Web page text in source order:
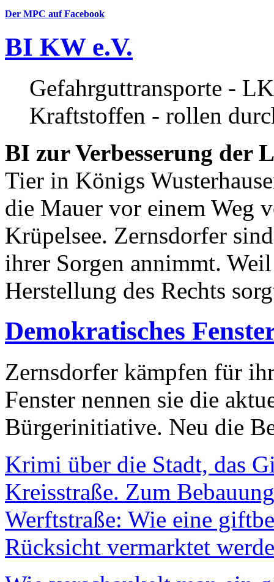
Der MPC auf Facebook
BI KW e.V.
Gefahrguttransporte -
Kraftstoffen - rollen
BI zur Verbesserung der
Tier in Königs
die Mauer vor einem Weg
Krüpelsee. Zernsdorfer
ihrer Sorgen annimmt.
Herstellung des Rechts
Demokratisches
Zernsdorfer kämpfen für
Fenster nennen sie die
Bürgerinitiative. Neu die
Krimi über die Stadt, das
Kreisstraße. Zum
Werftstraße: Wie eine
Rücksicht vermarktet